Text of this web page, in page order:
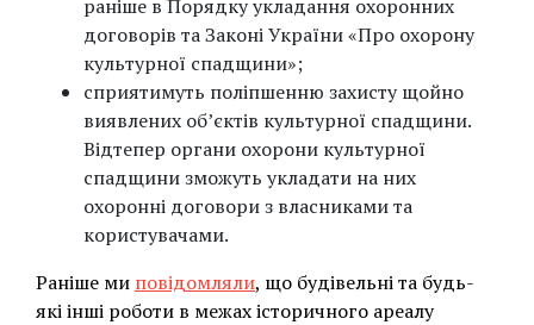
раніше в Порядку укладання охоронних
договорів та Законі України «Про охорону
культурної спадщини»;
сприятимуть поліпшенню захисту щойно
виявлених об’єктів культурної спадщини.
Відтепер органи охорони культурної
спадщини зможуть укладати на них
охоронні договори з власниками та
користувачами.
Раніше ми повідомляли, що будівельні та будь-
які інші роботи в межах історичного ареалу